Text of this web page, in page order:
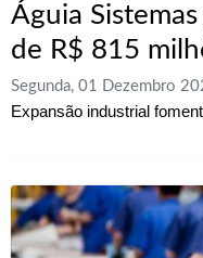
Águia
de R$ 815
Segunda, 01 Dezembro
Expansão industrial